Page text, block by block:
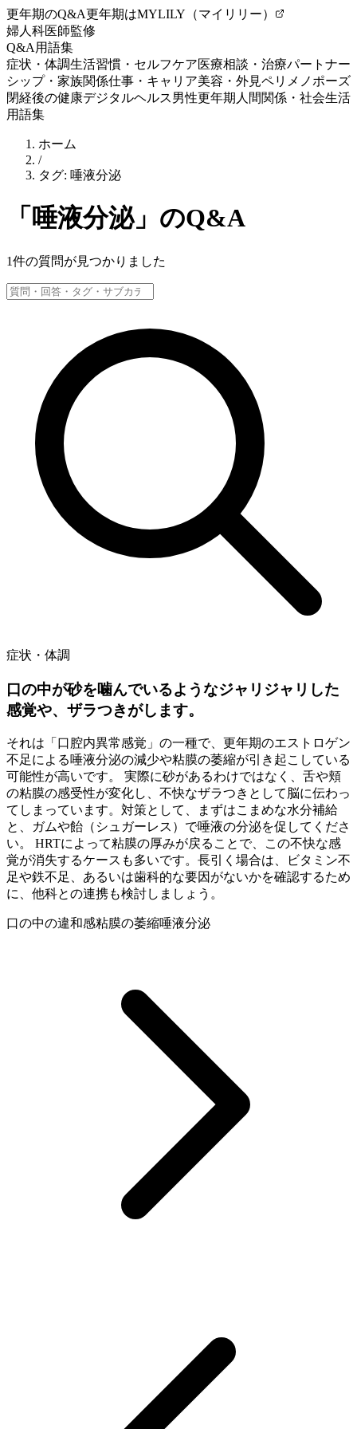
更年期のQ&A更年期はMYLILY（マイリリー）
婦人科医師監修
Q&A 用語集
症状・体調生活習慣・セルフケア医療相談・治療パートナー
シップ・家族関係仕事・キャリア美容・外見ペリメノポーズ
閉経後の健康デジタルヘルス男性更年期 人間関係・社会生活
用語集
ホーム
/
タグ: 唾液分泌
「 唾液分泌」のQ&A
1件の質問が見つかりました
症状・体調
口の中が砂を噛んでいるようなジャリジャリした
感覚や、ザラつきがします。
それは「口腔内異常感覚」の一種で、更年期のエストロゲン
不足による唾液分泌の減少や粘膜の萎縮が引き起こしている
可能性が高いです。 実際に砂があるわけではなく、舌や頬
の粘膜の感受性が変化し、不快なザラつきとして脳に伝わっ
てしまっています。対策として、まずはこまめな水分補給
と、ガムや飴（シュガーレス）で唾液の分泌を促してくださ
い。 HRTによって粘膜の厚みが戻ることで、この不快な感
覚が消失するケースも多いです。長引く場合は、ビタミン不
足や鉄不足、あるいは歯科的な要因がないかを確認するため
に、他科との連携も検討しましょう。
口の中の違和感粘膜の萎縮唾液分泌